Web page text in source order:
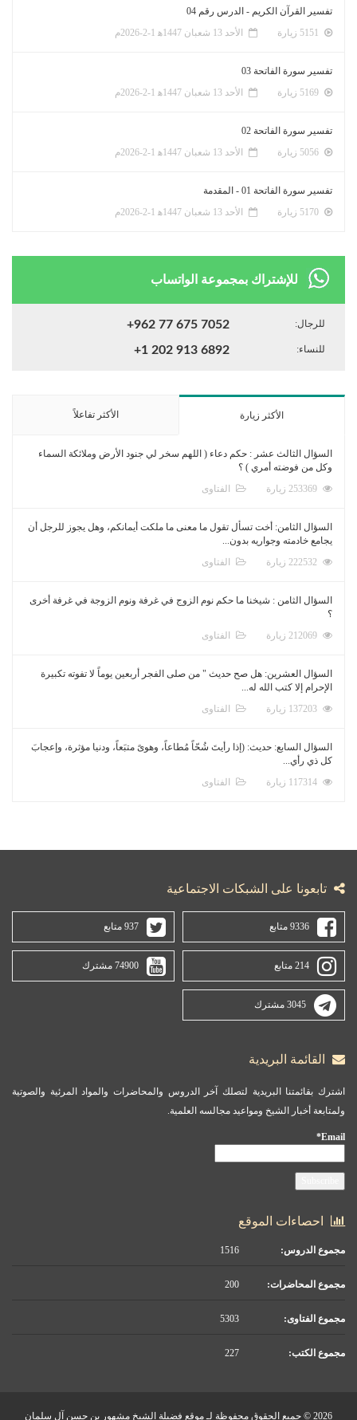
تفسير القرآن الكريم - الدرس رقم 04
الأحد 13 شعبان 1447ﻫ 1-2-2026م
تفسير سورة الفاتحة 03
الأحد 13 شعبان 1447ﻫ 1-2-2026م
تفسير سورة الفاتحة 02
الأحد 13 شعبان 1447ﻫ 1-2-2026م
تفسير سورة الفاتحة 01 - المقدمة
الأحد 13 شعبان 1447ﻫ 1-2-2026م
للإشتراك بمجموعة الواتساب
للرجال: +962 77 675 7052
للنساء: +1 202 913 6892
الأكثر زيارة الأكثر تفاعلاً
السؤال الثالث عشر : حكم دعاء ( اللهم سخر لي جنود الأرض وملائكة السماء
وكل من فوضته أمري ) ؟
الفتاوى
السؤال الثامن: أخت تسأل تقول ما معنى ما ملكت أيمانكم، وهل يجوز للرجل أن
يجامع خادمته وجواريه بدون...
الفتاوى
السؤال الثامن : شيخنا ما حكم نوم الزوج في غرفة ونوم الزوجة في غرفة أخرى
؟
الفتاوى
السؤال العشرين: هل صح حديث " من صلى الفجر أربعين يوماً لا تفوته تكبيرة
الإحرام إلا كتب الله له...
الفتاوى
السؤال السابع: حديث: (إذا رأيتَ شُحّاً مُطاعاً، وهوىً متبَعاً، ودنيا مؤثرة، وإعجابَ
كل ذي رأي...
الفتاوى
تابعونا على الشبكات الاجتماعية
9336 متابع 937 متابع
214 متابع 74900 مشترك
3045 مشترك
القائمة البريدية
اشترك بقائمتنا البريدية لتصلك آخر الدروس والمحاضرات والمواد المرئية والصوتية
ولمتابعة أخبار الشيخ ومواعيد مجالسه العلمية.
Email*
احصاءات الموقع
مجموع الدروس:
مجموع المحاضرات:
مجموع الفتاوى:
مجموع الكتب:
2026 © جميع الحقوق محفوظة لـ موقع فضيلة الشيخ مشهور بن حسن آل سلمان